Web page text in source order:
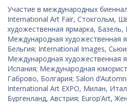
Участие в международных
International Art Fair, Стокгольм,
художественная ярмарка,
Международная художественная
Бельгия; International Images,
Международная художественная
Испания; Международная
Габрово, Болгария; Salon
International Art EXPO, Милан,
Бургенланд, Австрия; Europ’Art,